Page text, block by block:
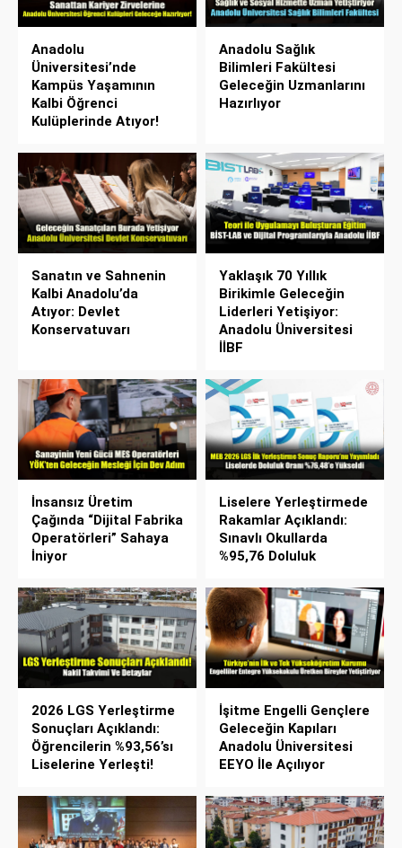
Anadolu
Üniversitesi’nde
Kampüs Yaşamının
Kalbi Öğrenci
Kulüplerinde Atıyor!
Anadolu Sağlık
Bilimleri Fakültesi
Geleceğin Uzmanlarını
Hazırlıyor
Sanatın ve Sahnenin
Kalbi Anadolu’da
Atıyor: Devlet
Konservatuvarı
Yaklaşık 70 Yıllık
Birikimle Geleceğin
Liderleri Yetişiyor:
Anadolu Üniversitesi
İİBF
İnsansız Üretim
Çağında “Dijital Fabrika
Operatörleri” Sahaya
İniyor
Liselere Yerleştirmede
Rakamlar Açıklandı:
Sınavlı Okullarda
%95,76 Doluluk
2026 LGS Yerleştirme
Sonuçları Açıklandı:
Öğrencilerin %93,56’sı
Liselerine Yerleşti!
İşitme Engelli Gençlere
Geleceğin Kapıları
Anadolu Üniversitesi
EEYO İle Açılıyor